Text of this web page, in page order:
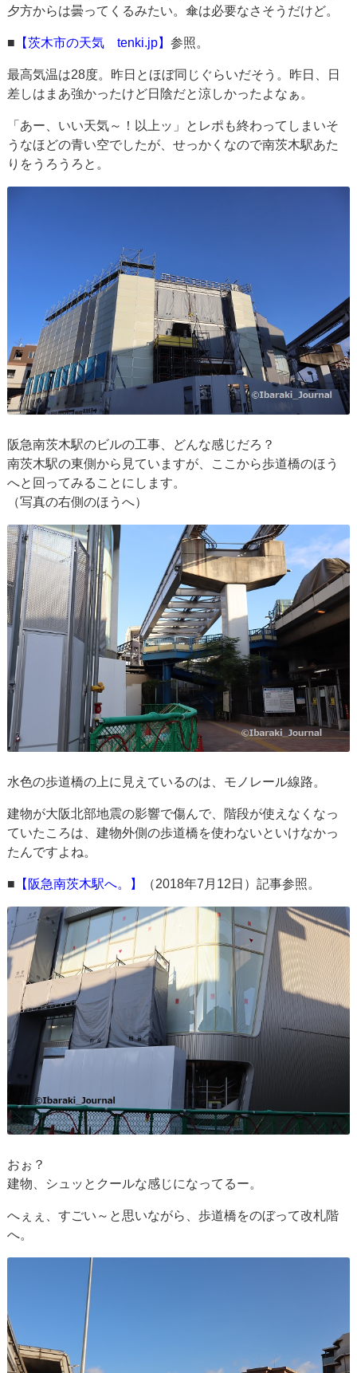
夕方からは曇ってくるみたい。傘は必要なさそうだけど。
■ 【茨木市の天気 tenki.jp】参照。
最高気温は28度。昨日とほぼ同じぐらいだそう。昨日、日
差しはまあ強かったけど日陰だと涼しかったよなぁ。
「あー、いい天気～！以上ッ」とレポも終わってしまいそ
うなほどの青い空でしたが、せっかくなので南茨木駅あた
りをうろうろと。
阪急南茨木駅のビルの工事、どんな感じだろ？
南茨木駅の東側から見ていますが、ここから歩道橋のほう
へと回ってみることにします。
（写真の右側のほうへ）
水色の歩道橋の上に見えているのは、モノレール線路。
建物が大阪北部地震の影響で傷んで、階段が使えなくなっ
ていたころは、建物外側の歩道橋を使わないといけなかっ
たんですよね。
■ 【阪急南茨木駅へ。】 （2018年7月12日）記事参照。
おぉ？
建物、シュッとクールな感じになってるー。
へぇぇ、すごい～と思いながら、歩道橋をのぼって改札階
へ。